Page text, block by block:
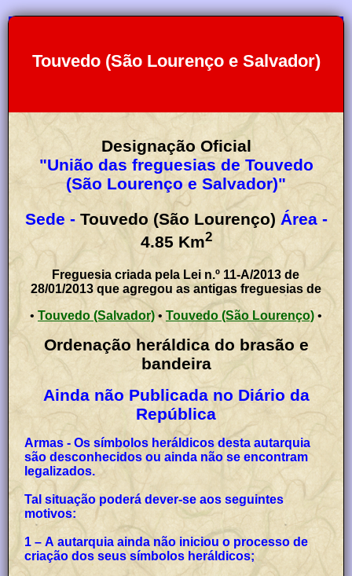
Touvedo (São Lourenço e Salvador)
Designação Oficial
"União das freguesias de Touvedo
(São Lourenço e Salvador)"
Sede - Touvedo (São Lourenço) Área -
4.85 Km2
Freguesia criada pela Lei n.º 11-A/2013 de
28/01/2013 que agregou as antigas freguesias de
•
Touvedo (Salvador)• Touvedo (São Lourenço)•
Ordenação heráldica do brasão e
bandeira
Ainda não Publicada no Diário da
República
Armas - Os símbolos heráldicos desta autarquia
são desconhecidos ou ainda não se encontram
legalizados.
Tal situação poderá dever-se aos seguintes
motivos:
1 – A autarquia ainda não iniciou o processo de
criação dos seus símbolos heráldicos;